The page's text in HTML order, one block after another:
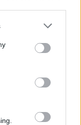
or more Google
You may click to
party tags to
in below Google